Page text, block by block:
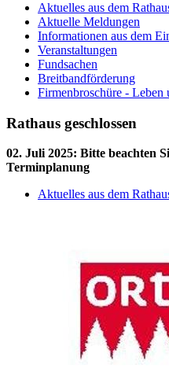
Aktuelles aus dem
Aktuelle Meldungen
Informationen aus dem
Veranstaltungen
Fundsachen
Breitbandförderung
Firmenbroschüre - Leben
Rathaus geschlossen
02. Juli 2025: Bitte beachten
Terminplanung
Aktuelles aus dem